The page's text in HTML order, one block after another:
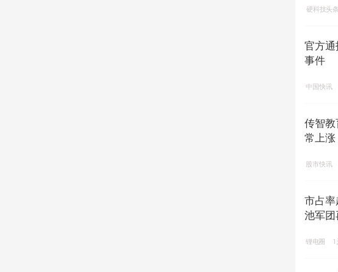
硬科技头条
官方
事件
中国快讯
传智
常上
股市快讯
市占
池军
锂电圈 1